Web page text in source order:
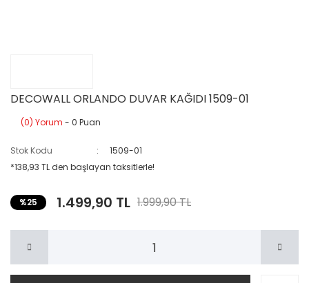
DECOWALL ORLANDO DUVAR KAĞIDI 1509-01
(0) Yorum - 0 Puan
Stok Kodu
1509-01
*138,93 TL den başlayan taksitlerle!
%25 1.499,90 TL 1.999,90 TL